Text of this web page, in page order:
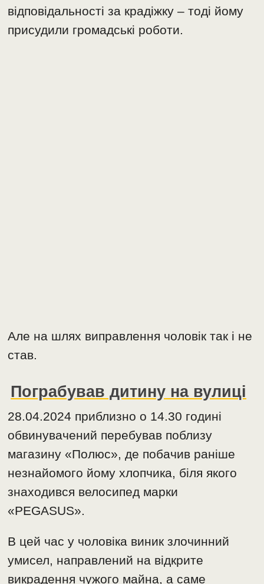
відповідальності за крадіжку – тоді йому
присудили громадські роботи.
Але на шлях виправлення чоловік так і не
став.
Пограбував дитину на вулиці
28.04.2024 приблизно о 14.30 годині
обвинувачений перебував поблизу
магазину «Полюс», де побачив раніше
незнайомого йому хлопчика, біля якого
знаходився велосипед марки
«PEGASUS».
В цей час у чоловіка виник злочинний
умисел, направлений на відкрите
викрадення чужого майна, а саме